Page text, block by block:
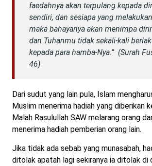
faedahnya akan terpulang kepada
sendiri, dan sesiapa yang
maka bahayanya akan menimpa
dan Tuhanmu tidak sekali-kali
kepada para hamba-Nya.” (Surah
46)
Dari sudut yang lain pula, Islam
Muslim menerima hadiah yang diberikan
Malah Rasulullah SAW melarang orang
menerima hadiah pemberian orang lain.
Jika tidak ada sebab yang munasabah,
ditolak apatah lagi sekiranya ia ditolak di